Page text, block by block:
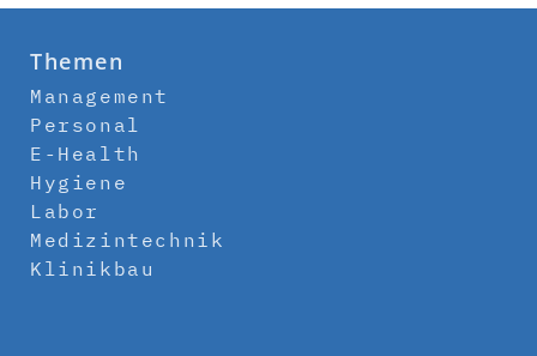
Themen
Management
Personal
E-Health
Hygiene
Labor
Medizintechnik
Klinikbau